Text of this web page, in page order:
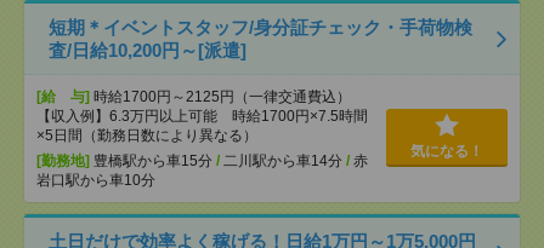
短期＊イベントスタッフ/身分証チェック・手荷物検
査/日給10,200円～[派遣]
[給 与] 時給1700円～2125円（一律交通費込）
【収入例】6.3万円以上可能 時給1700円×7.5時間
×5日間（勤務日数により異なる）
[勤務地] 豊橋駅から車15分 / 二川駅から車14分 / 赤
岩口駅から車10分
気になる！
土日だけで効率よく稼げる！日給1万円～1万5,000円